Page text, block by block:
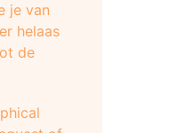
je van
helaas
de